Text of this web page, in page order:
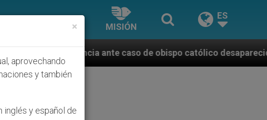
MISIÓN
ES
ante caso de obispo católico desaparecido por la dictadura
×
aprovechando
y también
y español de